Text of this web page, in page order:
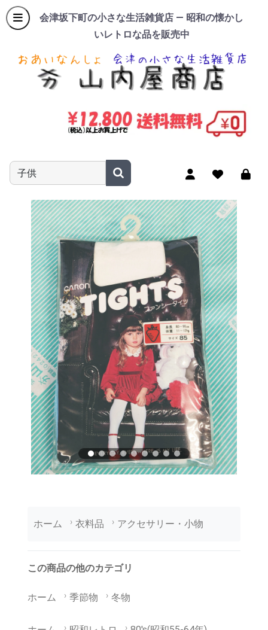
会津坂下町の小さな生活雑貨店 — 昭和の懐かし
いレトロな品を販売中
商品名やキーワードを入力
ホーム 衣料品 アクセサリー・小物
この商品の他のカテゴリ
ホーム 季節物 冬物